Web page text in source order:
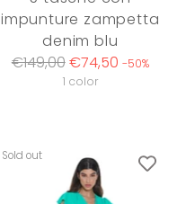
impunture zampetta
denim blu
Regular
€149,00€74,50 -50%
1 color
Sold out